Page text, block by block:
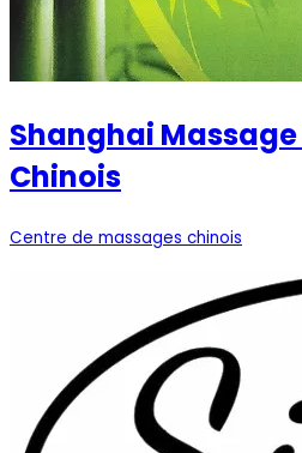
Shanghai
Chinois
Centre de massages chinois